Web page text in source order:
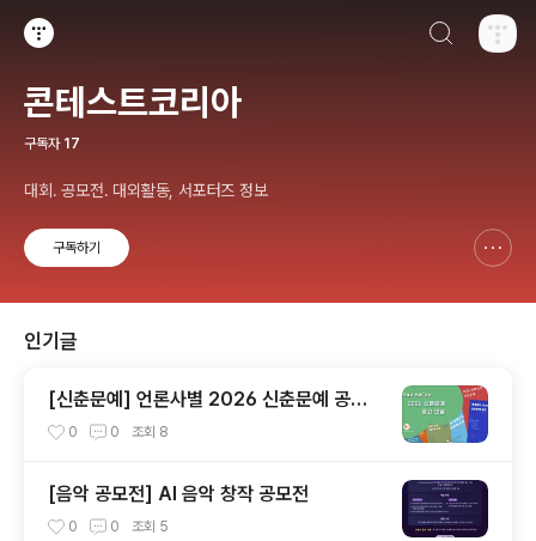
콘테스트코리아
구독자 17
대회. 공모전. 대외활동, 서포터즈 정보
구독하기
인기글
[신춘문예] 언론사별 2026 신춘문예 공고
모음
0 0 조회 8
[음악 공모전] AI 음악 창작 공모전
0 0 조회 5